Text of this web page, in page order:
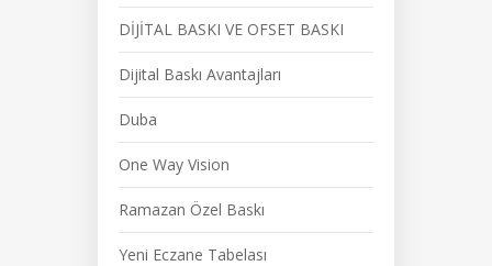
DİJİTAL BASKI VE OFSET BASKI
Dijital Baskı Avantajları
Duba
One Way Vision
Ramazan Özel Baskı
Yeni Eczane Tabelası